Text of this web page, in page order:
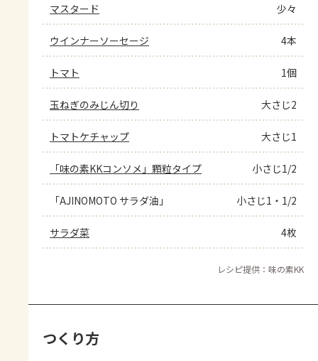
マスタード 少々
ウインナーソーセージ 4本
トマト 1個
玉ねぎのみじん切り 大さじ2
トマトケチャップ 大さじ1
「味の素KKコンソメ」顆粒タイプ 小さじ1/2
「AJINOMOTO サラダ油」 小さじ1・1/2
サラダ菜 4枚
レシピ提供：味の素KK
つくり方